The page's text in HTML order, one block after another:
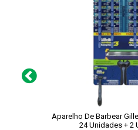
Aparelho De Barbear
24 Unidades + 2